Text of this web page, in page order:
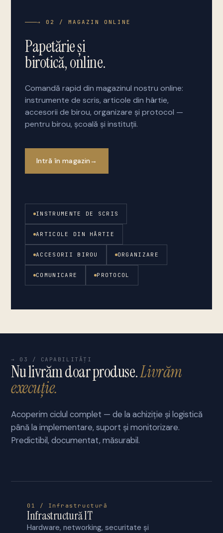
→ 02 / MAGAZIN ONLINE
Papetărie și
birotică, online.
Comandă rapid din magazinul nostru online:
instrumente de scris, articole din hârtie,
accesorii de birou, organizare și protocol —
pentru birou, școală și instituții.
Intră în magazin→
INSTRUMENTE DE SCRIS
ARTICOLE DIN HÂRTIE
ACCESORII BIROU ORGANIZARE
COMUNICARE PROTOCOL
→ 03 / CAPABILITĂȚI
Nu livrăm doar produse.Livrăm
execuție.
Acoperim ciclul complet — de la achiziție și logistică
până la implementare, suport și monitorizare.
Predictibil, documentat, măsurabil.
01 / Infrastructură
Infrastructură IT
Hardware, networking, securitate și